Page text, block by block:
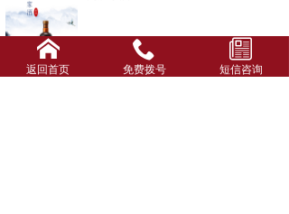
酒箱酒盒系列
返回首页 免费拨号 短信咨询